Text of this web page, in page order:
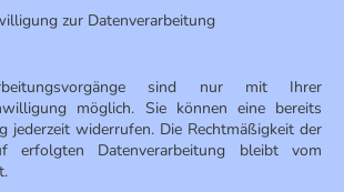
zur Datenverarbeitung
sind nur mit Ihrer
möglich. Sie können eine bereits
jederzeit widerrufen. Die Rechtmäßigkeit der
erfolgten Datenverarbeitung bleibt vom